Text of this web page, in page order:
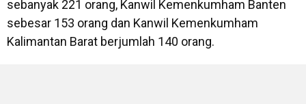
sebanyak 221 orang, Kanwil Kemenkumham Banten
sebesar 153 orang dan Kanwil Kemenkumham
Kalimantan Barat berjumlah 140 orang.